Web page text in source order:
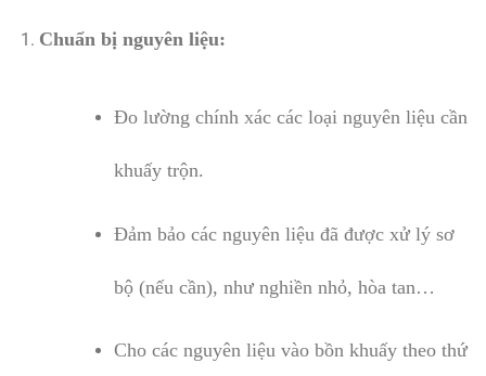
Chuẩn bị nguyên liệu:
Đo lường chính xác các loại nguyên liệu cần
khuấy trộn.
Đảm bảo các nguyên liệu đã được xử lý sơ
bộ (nếu cần), như nghiền nhỏ, hòa tan…
Cho các nguyên liệu vào bồn khuấy theo thứ